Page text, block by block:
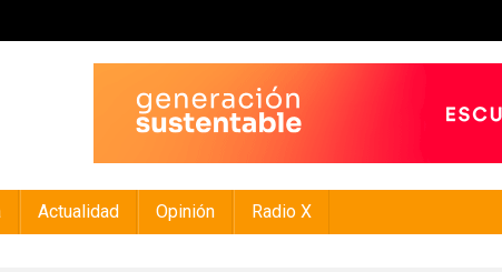
Actualidad Opinión Radio X